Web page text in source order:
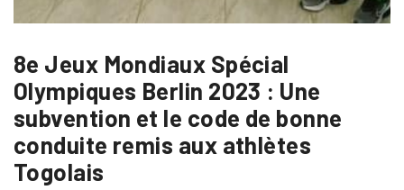
8e Jeux Mondiaux Spécial
Olympiques Berlin 2023 : Une
subvention et le code de bonne
conduite remis aux athlètes
Togolais